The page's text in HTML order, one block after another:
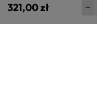
321,00 zł